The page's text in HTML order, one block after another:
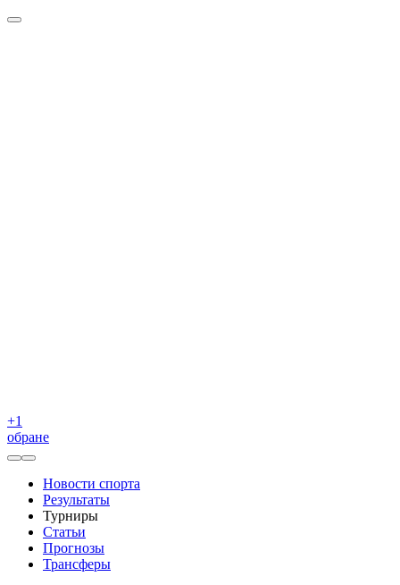
+1
обране
Новости спорта
Результаты
Турниры
Статьи
Прогнозы
Трансферы